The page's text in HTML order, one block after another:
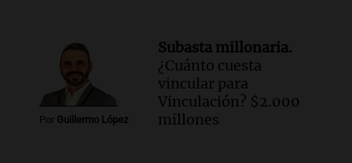
compras de Antonella: bromas en
Rosario.
Ahora país
Episodios
Audio.José Roccuzzo, cortes de carne y
Por Guillermo López
Subasta millonaria.
¿Cuánto cuesta
vincular para
Vinculación? $2.000
millones